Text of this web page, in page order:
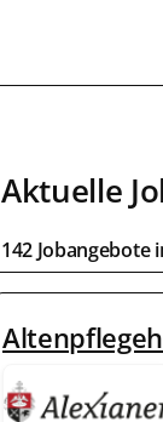
Aktuelle
142 Jobangebote